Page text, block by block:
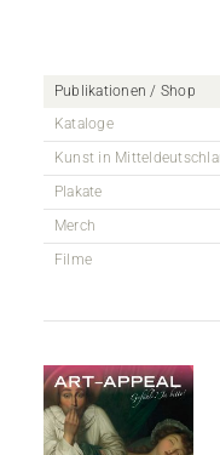
Publikationen / Shop
Kataloge
Kunst in
Plakate
Merch
Filme